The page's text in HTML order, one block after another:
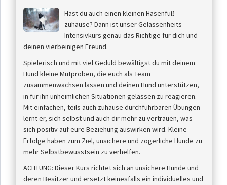
Hast du auch einen kleinen Hasenfuß
zuhause? Dann ist unser Gelassenheits-
Intensivkurs genau das Richtige für dich und
deinen vierbeinigen Freund.
Spielerisch und mit viel Geduld bewältigst du mit deinem
Hund kleine Mutproben, die euch als Team
zusammenwachsen lassen und deinen Hund unterstützen,
in für ihn unheimlichen Situationen gelassen zu reagieren.
Mit einfachen, teils auch zuhause durchführbaren Übungen
lernt er, sich selbst und auch dir mehr zu vertrauen, was
sich positiv auf eure Beziehung auswirken wird. Kleine
Erfolge haben zum Ziel, unsichere und zögerliche Hunde zu
mehr Selbstbewusstsein zu verhelfen.
ACHTUNG: Dieser Kurs richtet sich an unsichere Hunde und
deren Besitzer und ersetzt keinesfalls ein individuelles und